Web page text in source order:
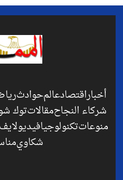
أخباراقتصادعالمحوادث
شركاء النجاحمقالاتتوك
منوعاتتكنولوجيافيديو
شكاوي